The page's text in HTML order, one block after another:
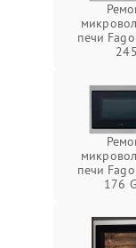
печи
245
печи
176